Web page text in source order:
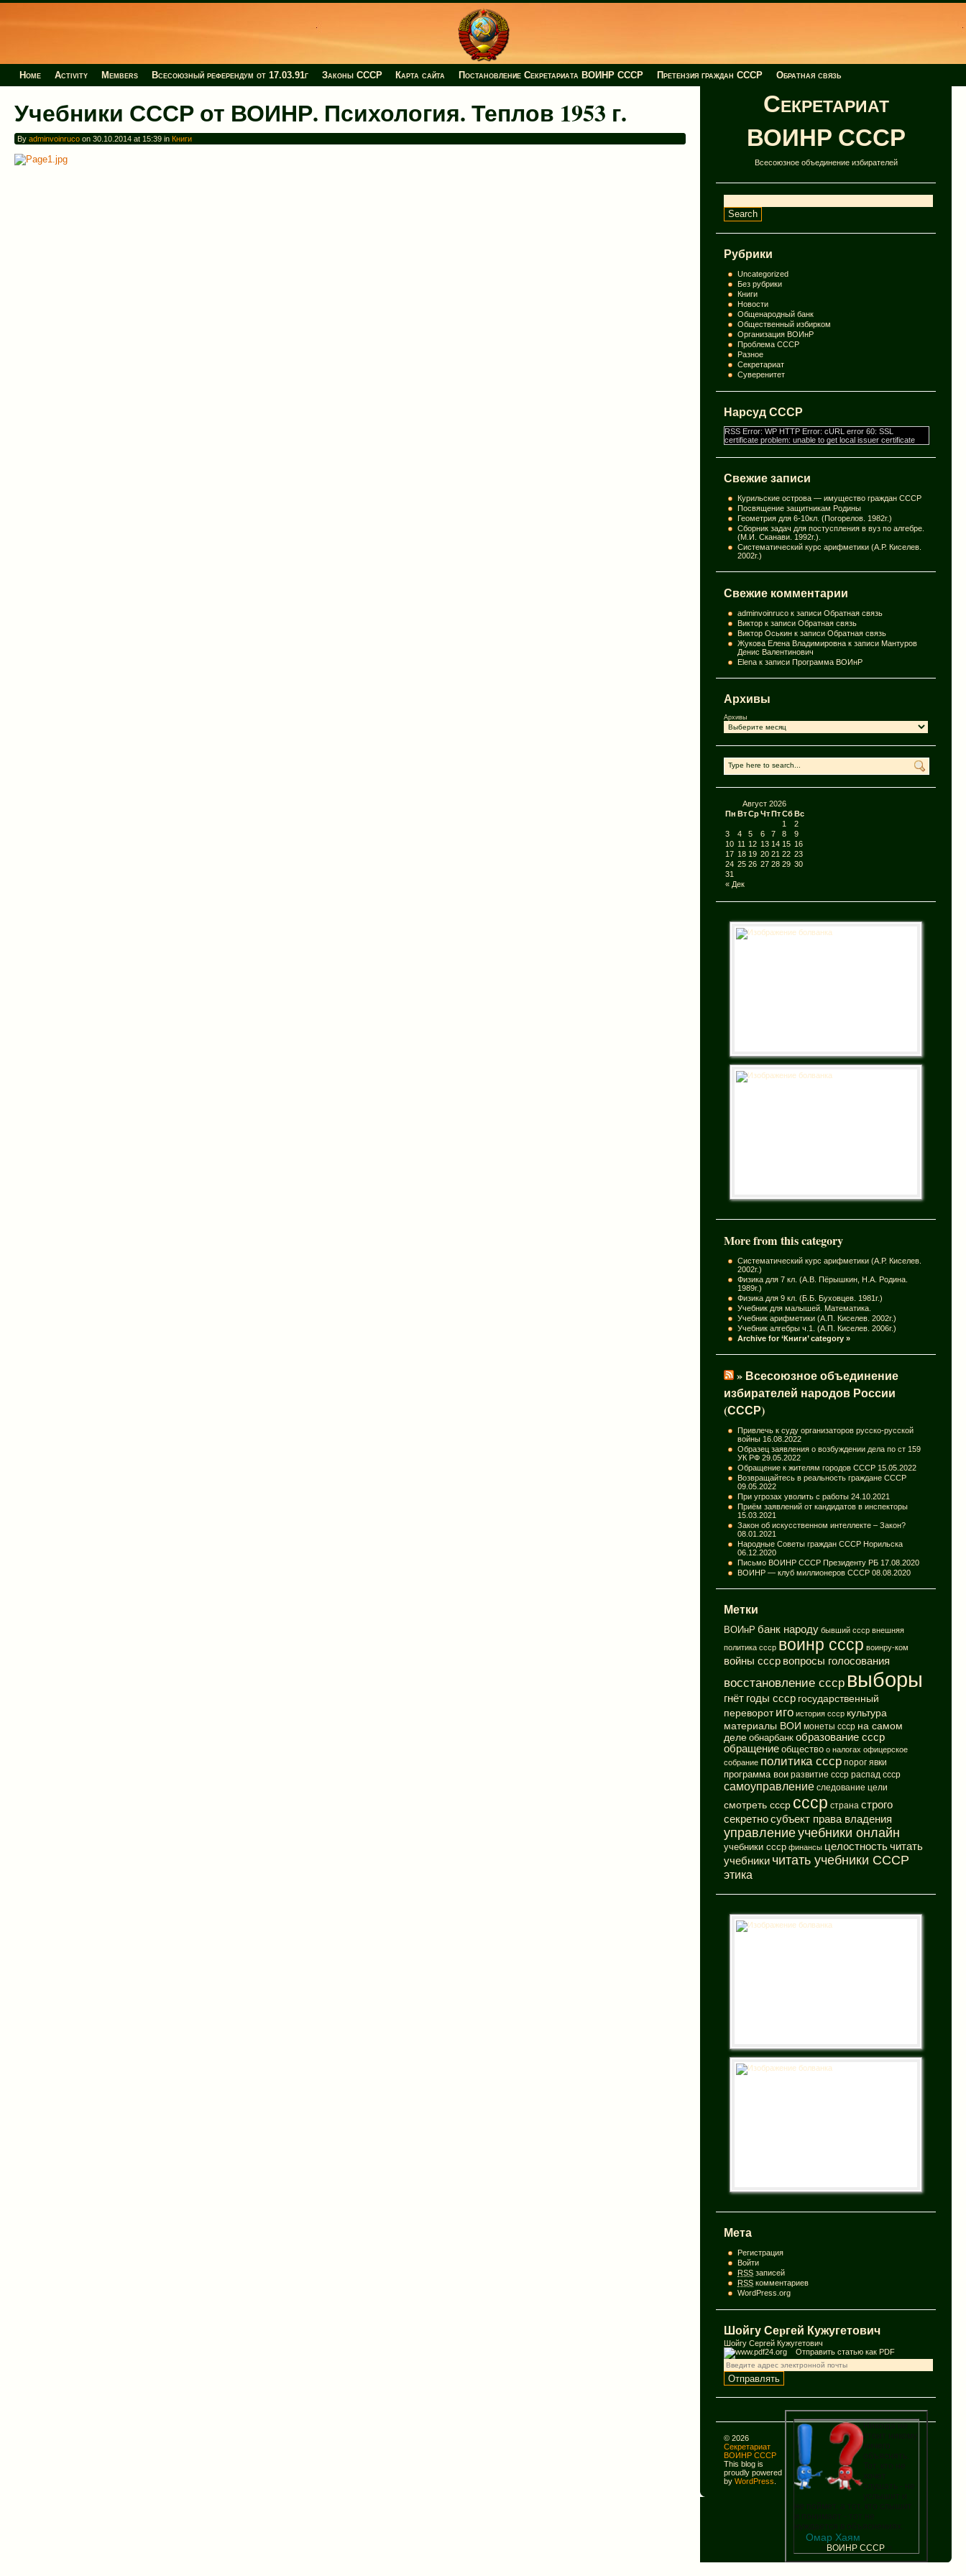
Home Activity Members Всесоюзный референдум от 17.03.91г Законы СССР Карта сайта Постановление Секретариата ВОИНР СССР Претензия граждан СССР Обратная связь
Секретариат
ВОИНР СССР
Всесоюзное объединение избирателей
Рубрики
Uncategorized
Без рубрики
Книги
Новости
Общенародный банк
Общественный избирком
Организация ВОИнР
Проблема СССР
Разное
Секретариат
Суверенитет
Нарсуд СССР
RSS Error: WP HTTP Error: cURL error 60: SSL
certificate problem: unable to get local issuer certificate
Свежие записи
Курильские острова — имущество граждан СССР
Посвящение защитникам Родины
Геометрия для 6-10кл. (Погорелов. 1982г.)
Сборник задач для постуспления в вуз по алгебре.
(М.И. Сканави. 1992г.).
Систематический курс арифметики (А.Р. Киселев.
2002г.)
Свежие комментарии
adminvoinruco к записиОбратная связь
Виктор к записиОбратная связь
Виктор Оськин к записиОбратная связь
Жукова Елена Владимировна к записиМантуров
Денис Валентинович
Elena к записиПрограмма ВОИнР
Архивы
Архивы
Август 2026
Пн ВтСрЧтПтСбВс
« Дек
1
2
3
4 5 6 7 8
9
10 11 12 13 14 15 16
17 18 19 20 21 22 23
24 25 26 27 28 29 30
31
More from this category
Систематический курс арифметики (А.Р. Киселев.
2002г.)
Физика для 7 кл. (А.В. Пёрышкин, Н.А. Родина.
1989г.)
Физика для 9 кл. (Б.Б. Буховцев. 1981г.)
Учебник для малышей. Математика.
Учебник арифметики (А.П. Киселев. 2002г.)
Учебник алгебры ч.1. (А.П. Киселев. 2006г.)
Archive for ‘Книги’ category »
» Всесоюзное объединение
избирателей народов России
(СССР)
Привлечь к суду организаторов русско-русской
войны 16.08.2022
Образец заявления о возбуждении дела по ст 159
УК РФ 29.05.2022
Обращение к жителям городов СССР 15.05.2022
Возвращайтесь в реальность граждане СССР
09.05.2022
При угрозах уволить с работы 24.10.2021
Приём заявлений от кандидатов в инспекторы
15.03.2021
Закон об искусственном интеллекте – Закон?
08.01.2021
Народные Советы граждан СССР Норильска
06.12.2020
Письмо ВОИНР СССР Президенту РБ 17.08.2020
ВОИНР — клуб миллионеров СССР 08.08.2020
Метки
ВОИнР банк народу бывший ссср внешняя
политика ссср воинр ссср воинру-ком
войны ссср вопросы голосования
восстановление ссср выборы
гнёт годы ссср государственный
переворот иго история ссср культура
материалы ВОИ монеты ссср на самом
деле обнарбанк образование ссср
обращение общество о налогах офицерское
собрание политика ссср порог явки
программа вои развитие ссср распад ссср
самоуправление следование цели
смотреть ссср ссср страна строго
секретно субъект права владения
управлениеучебники онлайн
учебники ссср финансы целостность читать
учебники читать учебники СССР
этика
Мета
Регистрация
Войти
RSS записей
RSS комментариев
WordPress.org
Шойгу Сеpгей Кужугетович
Шойгу Сеpгей Кужугетович
Отправить статью как PDF
Никогда не
Омар Хаям
ВОИНР СССР
© 2026
Секретариат
ВОИНР СССР
This blog is
proudly powered
by WordPress
Учебники СССР от ВОИНР. Психология. Теплов 1953 г.
By adminvoinrucoon 30.10.2014 at 15:39 in Книги